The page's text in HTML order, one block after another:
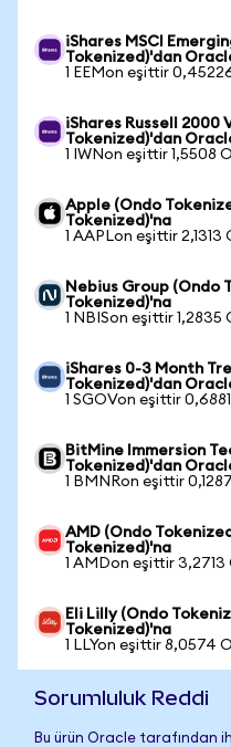
iShares MSCI
Tokenized)'dan
1 EEMon eşittir
iShares Russell 2000
Tokenized)'dan
1 IWNon eşittir 1,5508
Apple (Ondo
Tokenized)'na
1 AAPLon eşittir 2,1313
Nebius Group (Ondo
Tokenized)'na
1 NBISon eşittir 1,2835
iShares 0-3 Month
Tokenized)'dan
1 SGOVon eşittir
BitMine Immersion
Tokenized)'dan
1 BMNRon eşittir
AMD (Ondo
Tokenized)'na
1 AMDon eşittir 3,2713
Eli Lilly (Ondo
Tokenized)'na
1 LLYon eşittir 8,0574
Sorumluluk Reddi
Bu ürün Oracle tarafından